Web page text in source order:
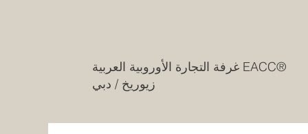
غرفة التجارة الأوروبية العربية EACC®
زيوريخ / دبي